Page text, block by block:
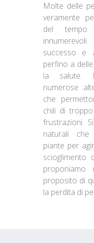
Molte delle
veramente
del tempo
successo e
perfino a
la salute.
numerose
che
chili di
frustrazioni.
naturali
piante per
scioglimento
proposito di
la perdita di